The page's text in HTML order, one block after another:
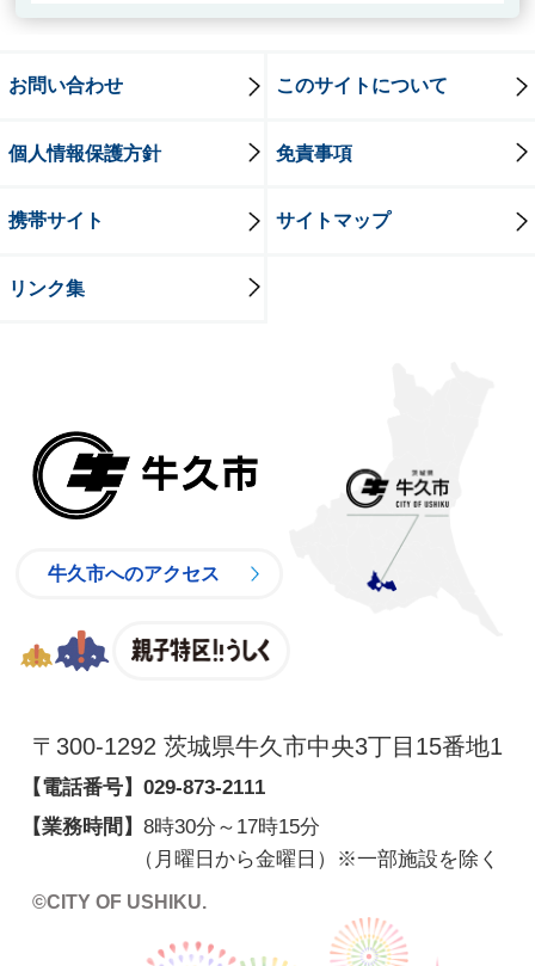
お問い合わせ このサイトについて
個人情報保護方針 免責事項
携帯サイト サイトマップ
リンク集
牛久市へのアクセス
〒300-1292 茨城県牛久市中央3丁目15番地1
【電話番号】 029-873-2111
【業務時間】 8時30分～17時15分
（月曜日から金曜日）※一部施設を除く
©CITY OF USHIKU.